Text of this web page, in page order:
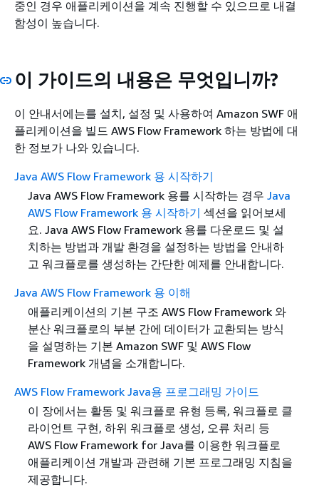
중인 경우 애플리케이션을 계속 진행할 수 있으므로 내결
함성이 높습니다.
이 가이드의 내용은 무엇입니까?
이 안내서에는를 설치, 설정 및 사용하여 Amazon SWF 애
플리케이션을 빌드 AWS Flow Framework 하는 방법에 대
한 정보가 나와 있습니다.
Java AWS Flow Framework 용 시작하기
Java AWS Flow Framework 용를 시작하는 경우 Java
AWS Flow Framework 용 시작하기 섹션을 읽어보세
요. Java AWS Flow Framework 용를 다운로드 및 설
치하는 방법과 개발 환경을 설정하는 방법을 안내하
고 워크플로를 생성하는 간단한 예제를 안내합니다.
Java AWS Flow Framework 용 이해
애플리케이션의 기본 구조 AWS Flow Framework 와
분산 워크플로의 부분 간에 데이터가 교환되는 방식
을 설명하는 기본 Amazon SWF 및 AWS Flow
Framework 개념을 소개합니다.
AWS Flow Framework Java용 프로그래밍 가이드
이 장에서는 활동 및 워크플로 유형 등록, 워크플로 클
라이언트 구현, 하위 워크플로 생성, 오류 처리 등
AWS Flow Framework for Java를 이용한 워크플로
애플리케이션 개발과 관련해 기본 프로그래밍 지침을
제공합니다.